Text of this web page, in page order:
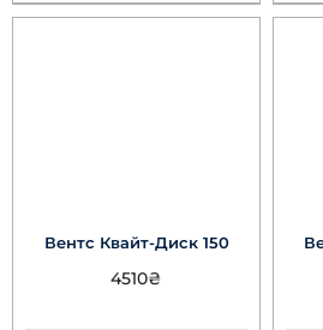
Вентс Квайт-Диск 150
4510₴